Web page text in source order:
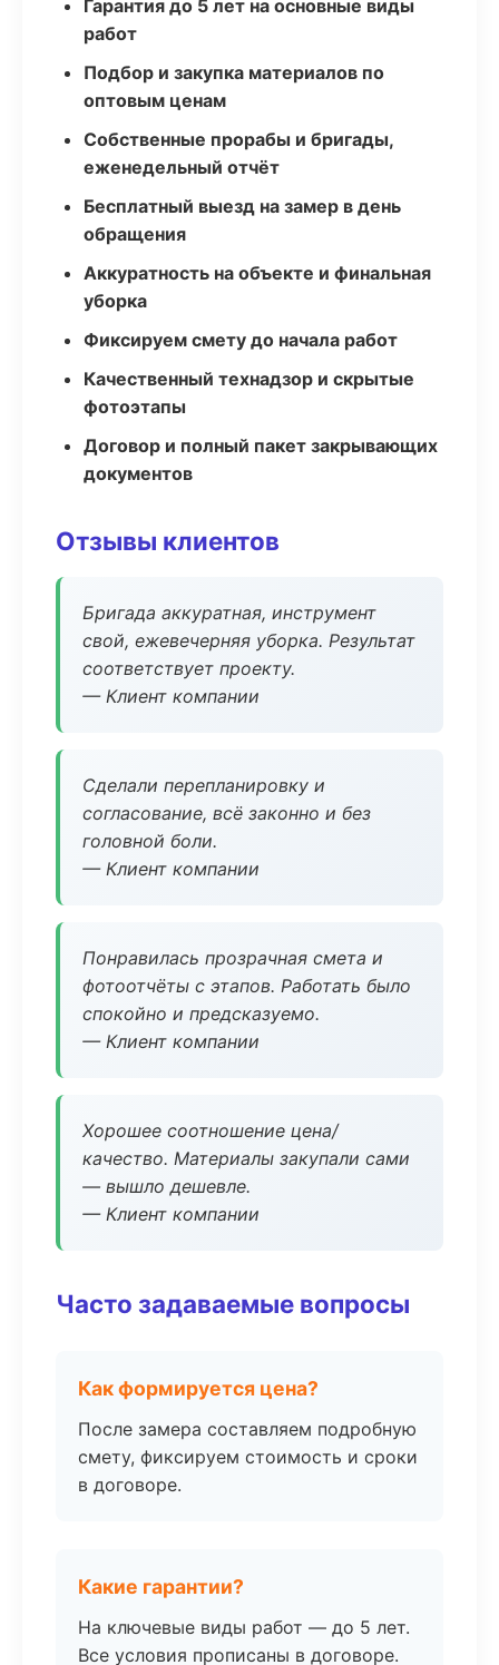
Гарантия до 5 лет на основные виды
работ
Подбор и закупка материалов по
оптовым ценам
Собственные прорабы и бригады,
еженедельный отчёт
Бесплатный выезд на замер в день
обращения
Аккуратность на объекте и финальная
уборка
Фиксируем смету до начала работ
Качественный технадзор и скрытые
фотоэтапы
Договор и полный пакет закрывающих
документов
Отзывы клиентов
Бригада аккуратная, инструмент
свой, ежевечерняя уборка. Результат
соответствует проекту.
— Клиент компании
Сделали перепланировку и
согласование, всё законно и без
головной боли.
— Клиент компании
Понравилась прозрачная смета и
фотоотчёты с этапов. Работать было
спокойно и предсказуемо.
— Клиент компании
Хорошее соотношение цена/
качество. Материалы закупали сами
— вышло дешевле.
— Клиент компании
Часто задаваемые вопросы
Как формируется цена?
После замера составляем подробную
смету, фиксируем стоимость и сроки
в договоре.
Какие гарантии?
На ключевые виды работ — до 5 лет.
Все условия прописаны в договоре.